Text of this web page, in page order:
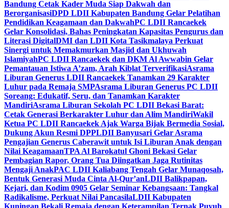
Bandung Cetak Kader Muda Siap Dakwah dan
BerorganisasiDPD LDII Kabupaten Bandung Gelar Pelatihan
Pendidikan Keagamaan dan DakwahPC LDII Rancaekek
Gelar Konsolidasi, Bahas Peningkatan Kapasitas Pengurus dan
Literasi DigitalDMI dan LDII Kota Tasikmalaya Perkuat
Sinergi untuk Memakmurkan Masjid dan Ukhuwah
IslamiyahPC LDII Rancaekek dan DKM Al Awwabin Gelar
Pemantauan Istiwa A’zam, Arah Kiblat TerverifikasiAsrama
Liburan Generus LDII Rancaekek Tanamkan 29 Karakter
Luhur pada Remaja SMPAsrama Liburan Generus PC LDII
Soreang: Edukatif, Seru, dan Tanamkan Karakter
MandiriAsrama Liburan Sekolah PC LDII Bekasi Barat:
Cetak Generasi Berkarakter Luhur dan Alim MandiriWakil
Ketua PC LDII Rancaekek Ajak Warga Bijak Bermedia Sosial,
Dukung Akun Resmi DPPLDII Banyusari Gelar Asrama
Pengajian Generus Caberawit untuk Isi Liburan Anak dengan
Nilai KeagamaanTPA Al Barokatul Ghoni Bekasi Gelar
Pembagian Rapor, Orang Tua Diingatkan Jaga Rutinitas
Mengaji AnakPAC LDII Kaliabang Tengah Gelar Munaqosah,
Bentuk Generasi Muda Cinta Al-Qur’anLDII Balikpapan,
Kejari, dan Kodim 0905 Gelar Seminar Kebangsaan: Tangkal
Radikalisme, Perkuat Nilai PancasilaLDII Kabupaten